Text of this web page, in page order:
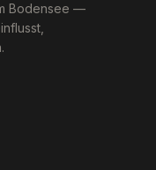
Bodensee —